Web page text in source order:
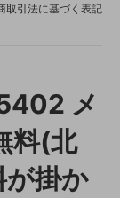
取引法に基づく表記
メ
料(北
が掛か